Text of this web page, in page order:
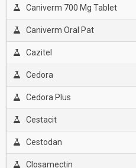
Caniverm 700 Mg Tablet
Caniverm Oral Pat
Cazitel
Cedora
Cedora Plus
Cestacit
Cestodan
Closamectin